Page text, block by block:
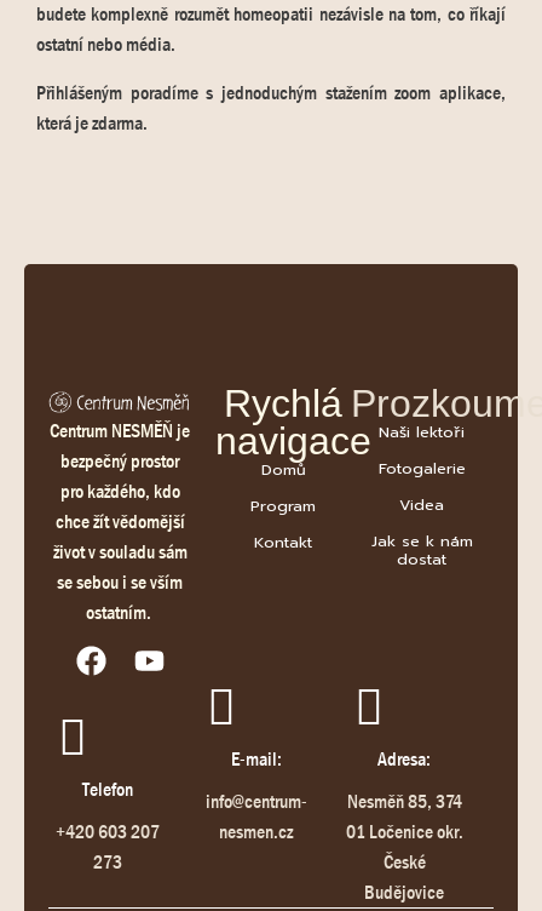
budete komplexně rozumět homeopatii nezávisle na tom, co říkají
ostatní nebo média.
Přihlášeným poradíme s jednoduchým stažením zoom aplikace,
která je zdarma.
Centrum NESMĚŇ je
bezpečný prostor
pro každého, kdo
chce žít vědomější
život v souladu sám
se sebou i se vším
ostatním.
Rychlá
navigace
Domů
Program
Kontakt
Naši lektoři
Fotogalerie
Videa
Jak se k nám
dostat
Telefon
+420 603 207
273
E-mail:
info@centrum-
nesmen.cz
Adresa:
Nesměň 85, 374
01 Ločenice okr.
České
Budějovice